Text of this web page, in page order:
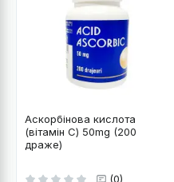
Аскорбінова кислота
(вітамін C) 50mg (200
драже)
(0)